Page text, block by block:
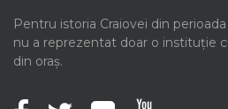
Pentru istoria Craiovei din
nu a reprezentat doar o instituție
din oraș.